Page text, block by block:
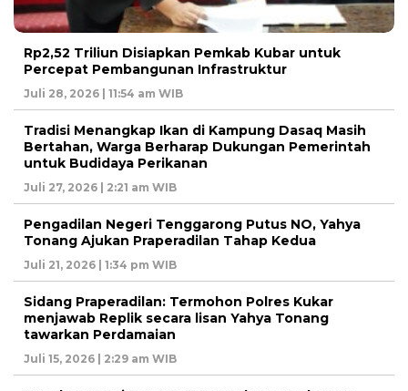
Rp2,52 Triliun Disiapkan Pemkab Kubar untuk
Percepat Pembangunan Infrastruktur
Juli 28, 2026 | 11:54 am WIB
Tradisi Menangkap Ikan di Kampung Dasaq Masih
Bertahan, Warga Berharap Dukungan Pemerintah
untuk Budidaya Perikanan
Juli 27, 2026 | 2:21 am WIB
Pengadilan Negeri Tenggarong Putus NO, Yahya
Tonang Ajukan Praperadilan Tahap Kedua
Juli 21, 2026 | 1:34 pm WIB
Sidang Praperadilan: Termohon Polres Kukar
menjawab Replik secara lisan Yahya Tonang
tawarkan Perdamaian
Juli 15, 2026 | 2:29 am WIB